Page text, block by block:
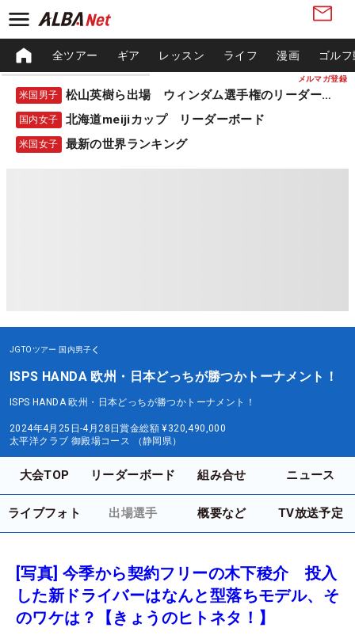
メルマガ登録
全ツアー ギア レッスン ライフ 漫画 ゴル
米国男子 松山英樹ら出場 ウィンダム選手権のリーダーボード
国内女子 北海道meijiカップ リーダーボード
米国女子 最新の世界ランキング
JGTOツアー 国内男子
ISPS HANDA 欧州・日本どっちが勝つかトーナメント！
ISPS HANDA 欧州・日本どっちが勝つかトーナメント！
2024年4月25日-4月28日賞金総額 ¥320,490,000
太平洋クラブ 御殿場コース （静岡県）
大会TOP リーダーボード 組み合せ ニュース
ライブフォト 出場選手 概要など TV放送予定
[写真] 今季から契約フリーの木下稜介 投入
した新ドライバーはなんと型落ちモデル、そ
のワケは？【きょうのヒトネタ！】